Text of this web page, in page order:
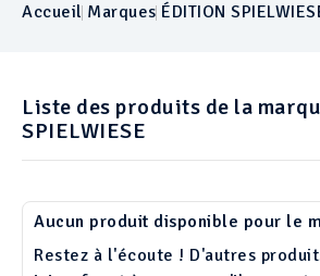
Accueil Marques ÉDITION
Liste des produits de la
SPIELWIESE
Aucun produit disponible pour le
Restez à l'écoute ! D'autres